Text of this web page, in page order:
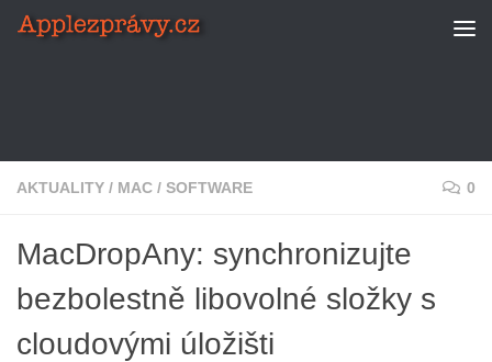
Skip to content
AKTUALITY / MAC / SOFTWARE 0
MacDropAny: synchronizujte
bezbolestně libovolné složky s
cloudovými úložišti